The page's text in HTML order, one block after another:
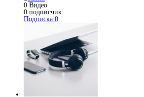
0 Видео
0 подписчик
Подписка 0